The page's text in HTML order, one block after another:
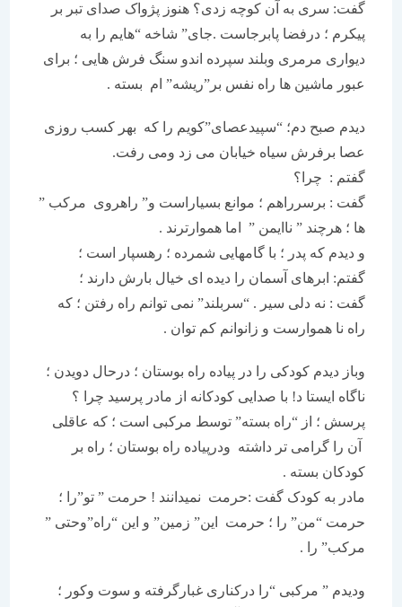
گفت: سری به آن کوچه زدی؟ هنوز پژواک صدای تبر بر
پیکرم ؛ درفضا پابرجاست .جای” شاخه “هایم را به
دیواری مرمری وبلند سپرده اندو سنگ فرش هایی ؛ برای
عبور ماشین ها راه نفس بر”ریشه” ام بسته .
دیدم صبح دم؛ “سپیدعصای”کویم را که بهر کسب روزی
عصا برفرش سیاه خیابان می زد ومی رفت.
گفتم : چرا؟
گفت : برسرراهم ؛ موانع بسیاراست و” راهروی مرکب ”
ها ؛ هرچند ” ناایمن ” اما هموارترند .
و دیدم که پدر ؛ با گامهایی شمرده ؛ رهسپار است ؛
گفتم: ابرهای آسمان را دیده ای خیال بارش دارند ؛
گفت : نه دلی سیر . “سربلند” نمی توانم راه رفتن ؛ که
راه نا هموارست و زانوانم کم توان .
وباز دیدم کودکی را در پیاده راه بوستان ؛ درحال دویدن ؛
ناگاه ایستا د! با صدایی کودکانه از مادر پرسید چرا ؟
پرسش ؛ از “راه بسته” توسط مرکبی است ؛ که عاقلی
آن را گرامی تر داشته ودرپیاده راه بوستان ؛ راه بر
کودکان بسته .
مادر به کودک گفت :حرمت نمیدانند ! حرمت ” تو”را ؛
حرمت “من” را ؛ حرمت این” زمین” و این “راه”وحتی ”
مرکب” را .
ودیدم ” مرکبی “را درکناری غبارگرفته و سوت وکور ؛